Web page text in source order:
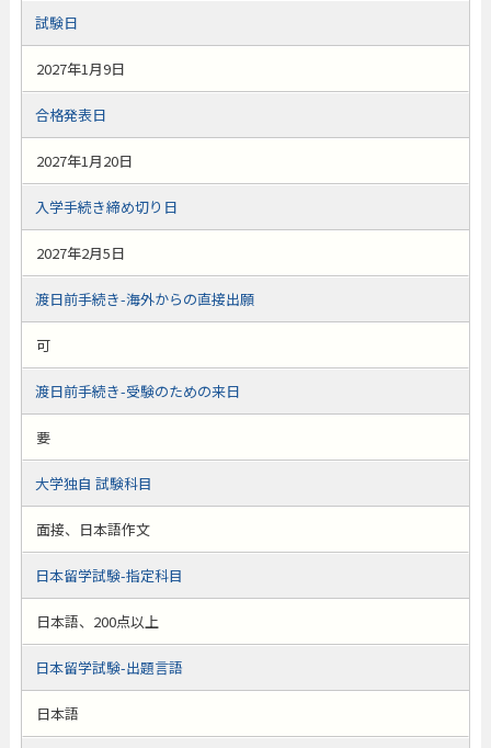
試験日
2027年1月9日
合格発表日
2027年1月20日
入学手続き締め切り日
2027年2月5日
渡日前手続き-海外からの直接出願
可
渡日前手続き-受験のための来日
要
大学独自 試験科目
面接、日本語作文
日本留学試験-指定科目
日本語、200点以上
日本留学試験-出題言語
日本語